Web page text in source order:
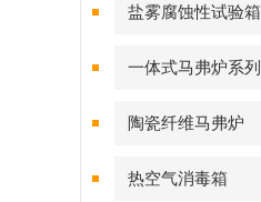
盐雾腐蚀性试验箱
一体式马弗炉系列
陶瓷纤维马弗炉
热空气消毒箱